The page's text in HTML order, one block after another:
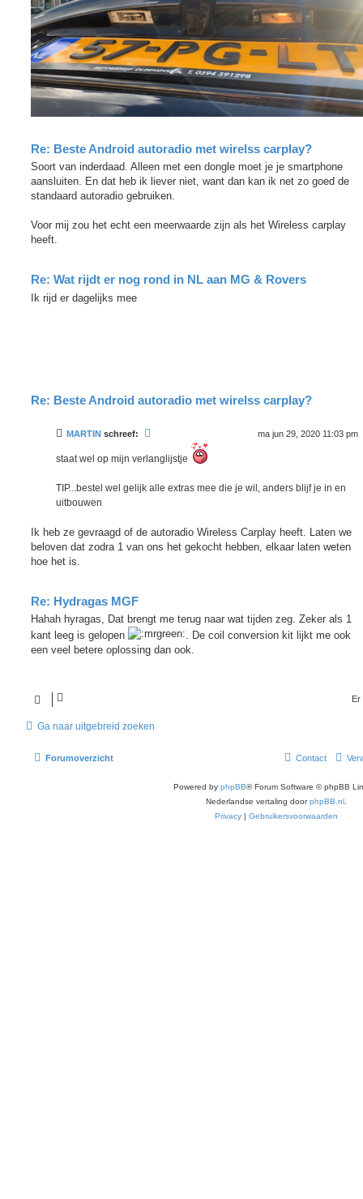
Re: Beste Android autoradio met wirelss carplay?
Soort van inderdaad. Alleen met een dongle moet je je smartphone
aansluiten. En dat heb ik liever niet, want dan kan ik net zo goed de
standaard autoradio gebruiken.
Voor mij zou het echt een meerwaarde zijn als het Wireless carplay
heeft.
Re: Wat rijdt er nog rond in NL aan MG & Rovers
Ik rijd er dagelijks mee
Re: Beste Android autoradio met wirelss carplay?
MARTIN schreef: ma jun 29, 2020 11:03 pm
staat wel op mijn verlanglijstje
TIP...bestel wel gelijk alle extras mee die je wil, anders blijf je in en
uitbouwen
Ik heb ze gevraagd of de autoradio Wireless Carplay heeft. Laten we
beloven dat zodra 1 van ons het gekocht hebben, elkaar laten weten
hoe het is.
Re: Hydragas MGF
Hahah hyragas, Dat brengt me terug naar wat tijden zeg. Zeker als 1
kant leeg is gelopen
. De coil conversion kit lijkt me ook
een veel betere oplossing dan ook.
Er
Ga naar uitgebreid zoeken
Forumoverzicht Contact
Powered by phpBB® Forum Software © phpBB
Nederlandse vertaling doorphpBB.nl.
Privacy| Gebruikersvoorwaarden